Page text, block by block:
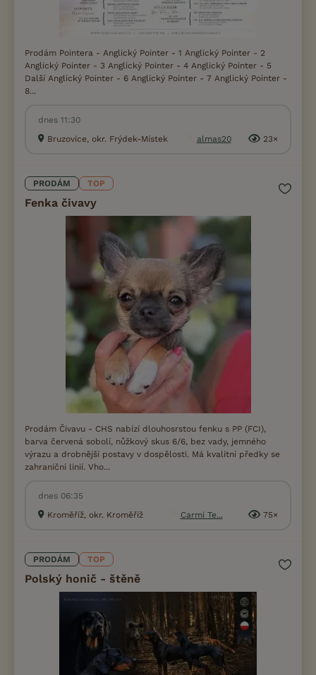
Prodám Pointera - Anglický Pointer - 1 Anglický Pointer - 2
Anglický Pointer - 3 Anglický Pointer - 4 Anglický Pointer - 5
Další Anglický Pointer - 6 Anglický Pointer - 7 Anglický Pointer -
8...
dnes 11:30
Bruzovice, okr. Frýdek-Místek
almas20 23×
PRODÁM TOP
Fenka čivavy
Prodám Čivavu - CHS nabízí dlouhosrstou fenku s PP (FCI),
barva červená sobolí, nůžkový skus 6/6, bez vady, jemného
výrazu a drobnější postavy v dospělosti. Má kvalitní předky se
zahraniční linií. Vho...
dnes 06:35
Kroměříž, okr. Kroměříž
Carmi Te... 75×
PRODÁM TOP
Polský honič - štěně